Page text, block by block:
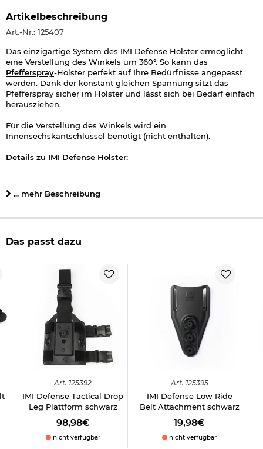
Artikelbeschreibung
Art.-Nr.: 125407
Das einzigartige System des IMI Defense Holster ermöglicht
eine Verstellung des Winkels um 360°. So kann das
Pfefferspray-Holster perfekt auf Ihre Bedürfnisse angepasst
werden. Dank der konstant gleichen Spannung sitzt das
Pfefferspray sicher im Holster und lässt sich bei Bedarf einfach
herausziehen.
Für die Verstellung des Winkels wird ein
Innensechskantschlüssel benötigt (nicht enthalten).
Details zu IMI Defense Holster:
Konstante Spannung des Halters
Maße: ca. 4 x 7 x 8 cm
Material: Polymer Kunststoff
Farbe: Schwarz
Herstellerinformationen
Verantwortliche Person für die EU
... mehr Beschreibung
Das passt dazu
Art. 125392
IMI Defense Tactical Drop
Leg Plattform schwarz
98,98€
nicht verfügbar
Art. 125395
IMI Defense Low Ride
Belt Attachment schwarz
19,98€
nicht verfügbar